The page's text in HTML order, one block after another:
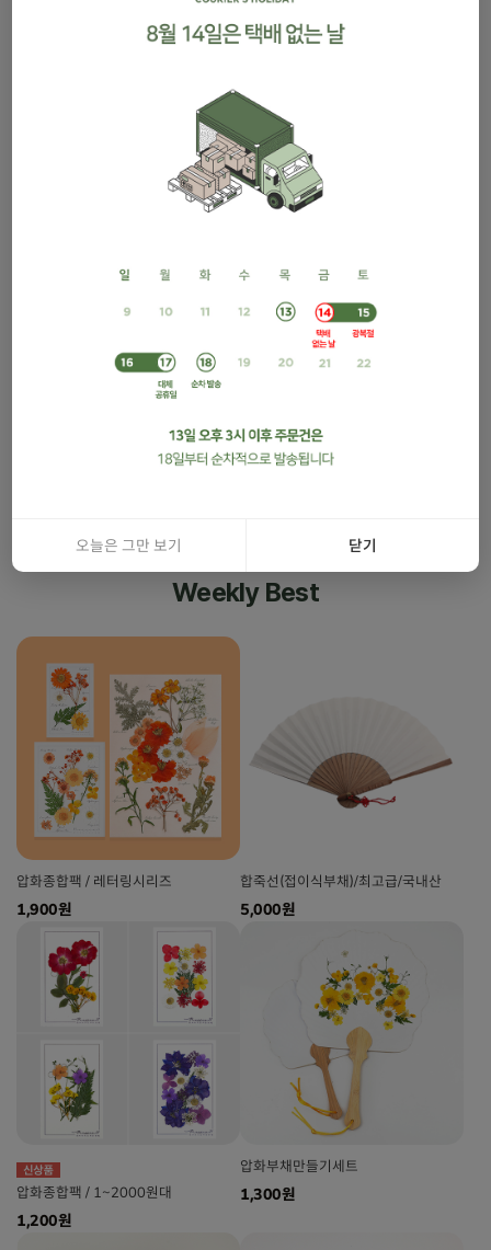
4,900원
진공 마감법 쿠션지 천일홍줄기/빨강
Weekly Best
압화종합팩 / 레터링시리즈
1,900원
합죽선(접이식부채)/최고급/국내산
5,000원
압화종합팩 / 1~2000원대
1,200원
압화부채만들기세트
1,300원
오늘은 그만 보기 닫기